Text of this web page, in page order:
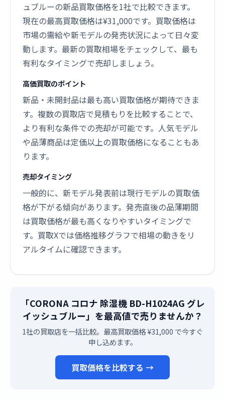
ュブルーの新品買取価格を1社で比較できます。
現在の最高買取価格は¥31,000です。買取価格は
市場の需給や新モデルの発売状況によって日々変
動します。最新の買取相場をチェックして、最も
有利なタイミングで売却しましょう。
高価買取のポイント
新品・未開封品は最も高い買取価格が期待できま
す。複数の買取店で見積もりを比較することで、
より有利な条件での売却が可能です。人気モデル
や品薄商品は定価以上の買取価格になることもあ
ります。
売却タイミング
一般的に、新モデル発表前は現行モデルの買取価
格が下がる傾向があります。発売直後の品薄期間
は買取価格が最も高くなりやすいタイミングで
す。買取Xでは価格推移グラフで相場の動きをリ
アルタイムに確認できます。
「CORONA コロナ 除湿機 BD-H1024AG グレ
イッシュブルー」を最高値で売りませんか？
1社の買取店を一括比較。最高買取価格 ¥31,000 で今すぐ
申し込めます。
買取価格を比較する →